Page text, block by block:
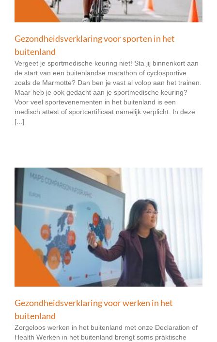
Gezondheidsverklaring voor sporten in het
buitenland
Vergeet je sportmedische keuring niet! Sta jij binnenkort aan
de start van een buitenlandse marathon of cyclosportive
zoals de Marmotte? Dan ben je vast al volop aan het trainen.
Maar heb je ook gedacht aan je sportmedische keuring?
Voor veel sportevenementen in het buitenland is een
medisch attest of sportcertificaat namelijk verplicht. In deze
[...]
Gezondheidsverklaring voor werken in het
buitenland
Zorgeloos werken in het buitenland met onze Declaration of
Health Werken in het buitenland brengt soms praktische